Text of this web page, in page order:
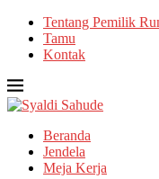
Tentang Pemilik
Tamu
Kontak
Beranda
Jendela
Meja Kerja